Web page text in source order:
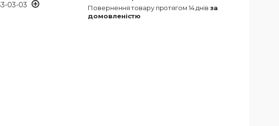
03-03 повернення товару протягом 14 днів за
домовленістю